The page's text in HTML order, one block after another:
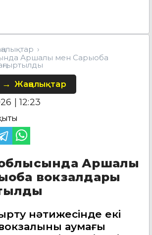
Аршалы мен Сарыоба
Жаңалықтар
| 12:23
Аршалы
вокзалдары
нәтижесінде екі
аумағы